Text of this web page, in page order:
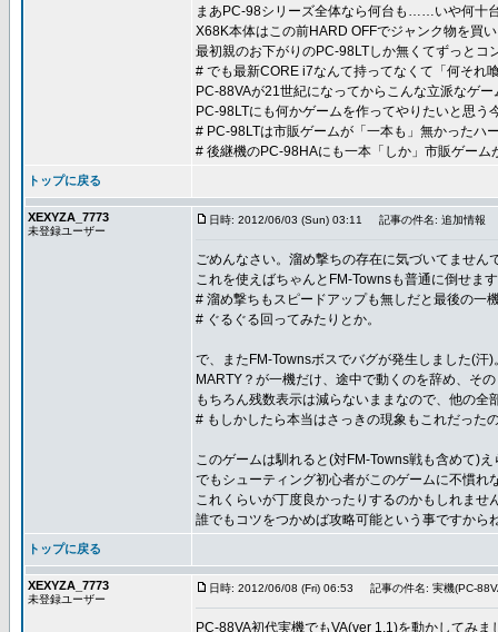
まあPC-98シリーズ全体なら何台も……いや何十
X68K本体はこの前HARD OFFでジャンク物を買
最初親のお下がりのPC-98LTしか無くてずっと
# でも最新CORE i7なんて持ってなくて「何それ
PC-88VAが21世紀になってからこんな立派なゲ
PC-98LTにも何かゲームを作ってやりたいと思う
# PC-98LTは市販ゲームが「一本も」無かった
# 後継機のPC-98HAにも一本「しか」市販ゲーム
トップに戻る
XEXYZA_7773
未登録ユーザー
日時: 2012/06/03 (Sun) 03:11 記事の件名: 追加情報
ごめんなさい。溜め撃ちの存在に気づいてません
これを使えばちゃんとFM-Townsも普通に倒せま
# 溜め撃ちもスピードアップも無しだと最後の一
# ぐるぐる回ってみたりとか。
で、またFM-Townsボスでバグが発生しました(汗)
MARTY？が一機だけ、途中で動くのを辞め、そ
もちろん残数表示は減らないままなので、他の
# もしかしたら本当はさっきの現象もこれだった
このゲームは馴れると(対FM-Towns戦も含めて)
でもシューティング初心者がこのゲームに不慣
これくらいが丁度良かったりするのかもしれませ
誰でもコツをつかめば攻略可能という事ですから
トップに戻る
XEXYZA_7773
未登録ユーザー
日時: 2012/06/08 (Fri) 06:53 記事の件名: 実機(PC-
PC-88VA初代実機でもVA(ver 1.1)を動かしてみま